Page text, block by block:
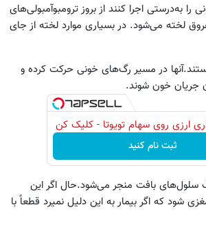
به‌درستی اجرا کنند از بروز ترومبوآمبولی‌های
لخته می‌شود. در بسیاری موارد لخته از جای
در مسیر رگ‌های خونی حرکت کرده و
جریان خون شوند.
ارزی روی سهام تویوتا - کلیک کن
ثبت نام کنید
سلول‌های بافت منجر می‌شود.حال اگر این
شود که اگر بیمار به این دلیل نمیرد قطعاً با
برگ
ماشین کوییک گذاشتی برای فروش ؟ اینجا
درخواست فروش